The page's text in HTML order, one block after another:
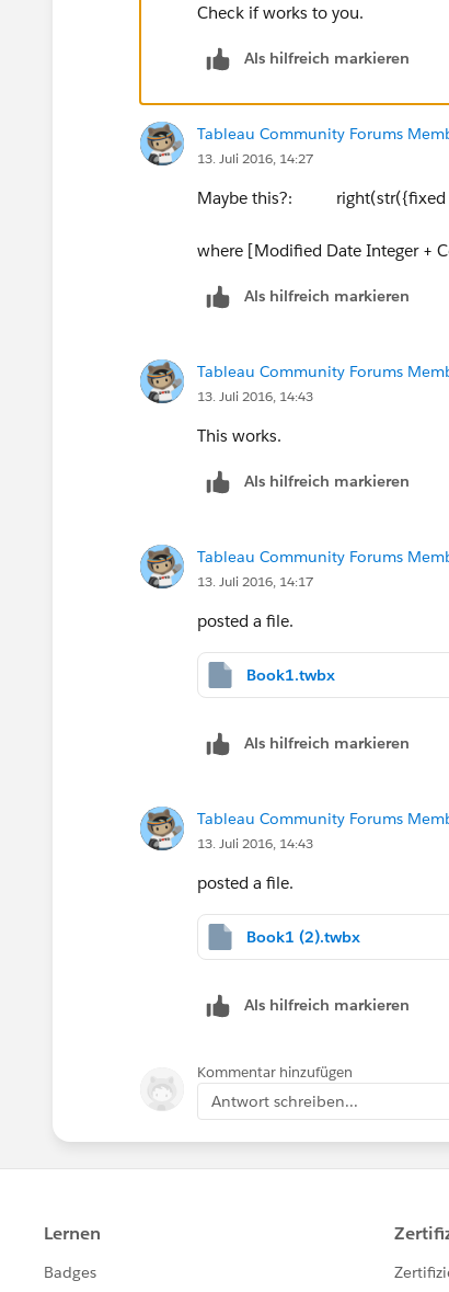
Check if works to you.
Als hilfreich markieren
Tableau Community Forums
13. Juli 2016, 14:27
Maybe this?: right(str({fixed
where [Modified Date Integer +
Als hilfreich markieren
Tableau Community Forums
13. Juli 2016, 14:43
This works.
Als hilfreich markieren
Tableau Community Forums
13. Juli 2016, 14:17
posted a file.
Book1.twbx
Als hilfreich markieren
Tableau Community Forums
13. Juli 2016, 14:43
posted a file.
Book1 (2).twbx
Als hilfreich markieren
Kommentar hinzufügen
Antwort schreiben...